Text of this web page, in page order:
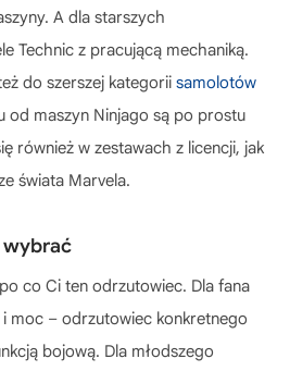
A dla starszych
Technic z pracującą mechaniką.
do szerszej kategorii samolotów
od maszyn Ninjago są po prostu
również w zestawach z licencji, jak
świata Marvela.
co Ci ten odrzutowiec. Dla fana
moc – odrzutowiec konkretnego
bojową. Dla młodszego